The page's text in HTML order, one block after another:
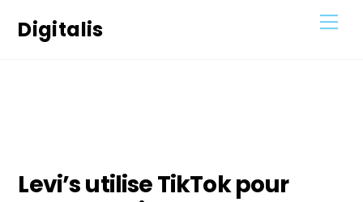
Digitalis
Levi’s utilise TikTok pour